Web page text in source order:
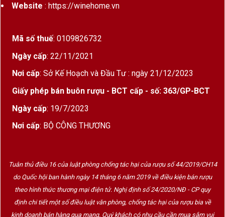
Website : https://winehome.vn
Mã số thuế: 0109826732
Ngày cấp: 22/11/2021
Nơi cấp: Sở Kế Hoạch và Đầu Tư : ngày 21/12/2023
Giấy phép bán buôn rượu - BCT cấp - số: 363/GP-BCT
Ngày cấp: 19/7/2023
Nơi cấp: BỘ CÔNG THƯƠNG
Tuân thủ điều 16 của luật phòng chống tác hại của rượu số 44/2019/CH14
do Quốc hội ban hành ngày 14 tháng 6 năm 2019 về điều kiện bán rượu
theo hình thức thương mại điện tử. Nghị định số 24/2020/NĐ - CP quy
định chi tiết một số điều luật văn phòng, chống tác hại của rượu bia về
kinh doanh bán hàng qua mạng. Quý khách có nhu cầu cần mua sắm vui